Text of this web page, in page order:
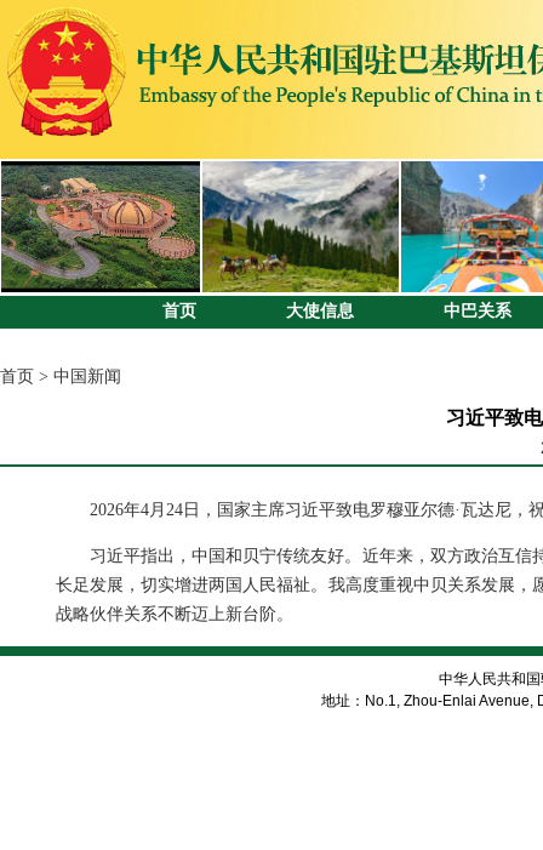
首页 大使信息 中巴关系
首页 > 中国新闻
习近平致
2026年4月24日，国家主席习近平致电罗穆亚尔德·瓦达尼，
习近平指出，中国和贝宁传统友好。近年来，双方政治互
长足发展，切实增进两国人民福祉。我高度重视中贝关系发展
战略伙伴关系不断迈上新台阶。
中华人民共和
地址：No.1, Zhou-Enlai Avenue,